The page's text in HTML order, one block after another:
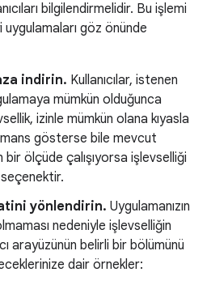
bilgilendirmelidir. Bu işlemi
uygulamaları göz önünde
indirin. Kullanıcılar, istenen
mümkün olduğunca
izinle mümkün olana kıyasla
gösterse bile mevcut
bir ölçüde çalışıyorsa işlevselliği
yönlendirin. Uygulamanızın
nedeniyle işlevselliğin
arayüzünün belirli bir bölümünü
dair örnekler: